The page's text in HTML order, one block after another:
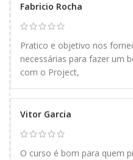
Fabricio Rocha
Pratico e objetivo nos
necessárias para fazer um
com o Project,
Vitor Garcia
O curso é bom para quem